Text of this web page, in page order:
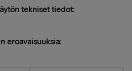
tekniset tiedot:
eroavaisuuksia: